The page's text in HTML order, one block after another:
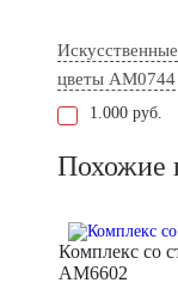
Искусственные
цветы AM0744
1.000 руб.
Похожие
Комплекс со
AM6602